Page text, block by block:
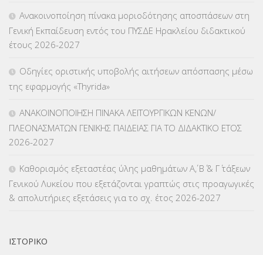
ΚΠγ – ΚΡΑΤΙΚΟ ΠΙΣΤΟΠΟΙΗΤΙΚΟ ΓΛΩΣΣΟΜΑΘΕΙΑΣ(135)
ΚΠπ- ΚΡΑΤΙΚΟ ΠΙΣΤΟΠΟΙΗΤΙΚΟ ΠΛΗΡΟΦΟΡΙΚΗΣ
ΛΟΙΠΑ(309)
ΜΕΤΑΘΕΣΕΙΣ-ΤΟΠΟΘΕΤΗΣΕΙΣ ΒΕΛΤΙΩΣΕΙΣ(319)
ΜΕΤΑΦΟΡΑ ΜΑΘΗΤΩΝ(3)
ΟΙΚΟΝΟΜΙΚΑ ΘΕΜΑΤΑ
Ανακοινοποίηση πίνακα μοριοδότησης αποσπάσεων στη
Γενική Εκπαίδευση εντός του ΠΥΣΔΕ Ηρακλείου διδακτικού
έτους 2026-2027
Οδηγίες οριστικής υποβολής αιτήσεων απόσπασης μέσω
της εφαρμογής «Thyrida»
ΑΝΑΚΟΙΝΟΠΟΙΗΣΗ ΠΙΝΑΚΑ ΛΕΙΤΟΥΡΓΙΚΩΝ ΚΕΝΩΝ/
ΠΛΕΟΝΑΣΜΑΤΩΝ ΓΕΝΙΚΗΣ ΠΑΙΔΕΙΑΣ ΓΙΑ ΤΟ ΔΙΔΑΚΤΙΚΟ ΕΤΟΣ
2026-2027
Καθορισμός εξεταστέας ύλης μαθημάτων Α΄, Β΄ & Γ΄ τάξεων
Γενικού Λυκείου που εξετάζονται γραπτώς στις προαγωγικές
& απολυτήριες εξετάσεις για το σχ. έτος 2026-2027
ΙΣΤΟΡΙΚΌ